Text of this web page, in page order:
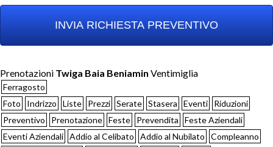
Prenotazioni Twiga Baia Beniamin Ventimiglia
Ferragosto
Foto
Indrizzo Liste Prezzi Serate Stasera Eventi
Riduzioni
Preventivo
Prenotazione Feste Prevendita
Feste Aziendali
Eventi Aziendali Addio al Celibato Addio al Nubilato
Compleanno